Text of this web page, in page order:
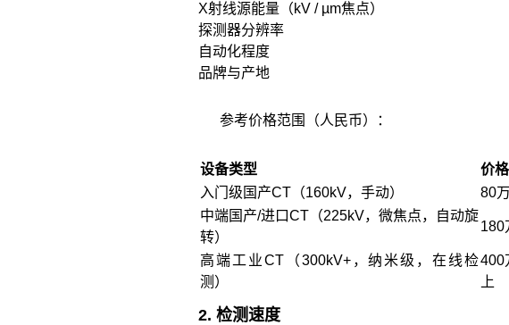
X射线源能量（kV / µm焦点）
探测器分辨率
自动化程度
品牌与产地
参考价格范围（人民币）：
设备类型 价
入门级国产CT（160kV，手动）
80
中端国产/进口CT（225kV，微焦点，自动旋
转）
180
高端工业CT（300kV+，纳米级，在线检
测）
400
上
2. 检测速度